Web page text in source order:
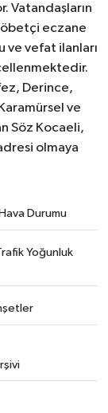
Vatandaşların
eczane
ve vefat ilanları
Derince,
ve
Söz Kocaeli,
olmaya
Durumu
Yoğunluk